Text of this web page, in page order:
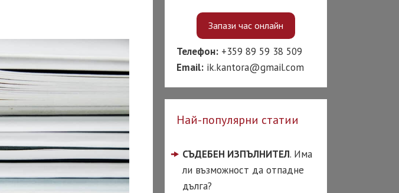
Дела срещу
колекторски фирми
Давност на кредит
Дела за бързи кредити
Увеличени вноски по
кредит
Заличаване на лоша
кредитна история
Запази час онлайн
Телефон: +359 89 59 38 509
Email: ik.kantora@gmail.com
Най-популярни статии
СЪДЕБЕН ИЗПЪЛНИТЕЛ. Има
ли възможност да отпадне
дълга?